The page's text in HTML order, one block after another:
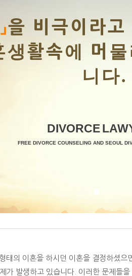
까?
비극입
의 이혼을 하시던 이혼을 결정하셨으
가 발생하고 있습니다. 이러한 문제들